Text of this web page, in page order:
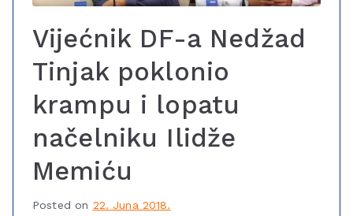
Vijećnik DF-a Nedžad
Tinjak poklonio
krampu i lopatu
načelniku Ilidže
Memiću
Posted on 22. Juna 2018.